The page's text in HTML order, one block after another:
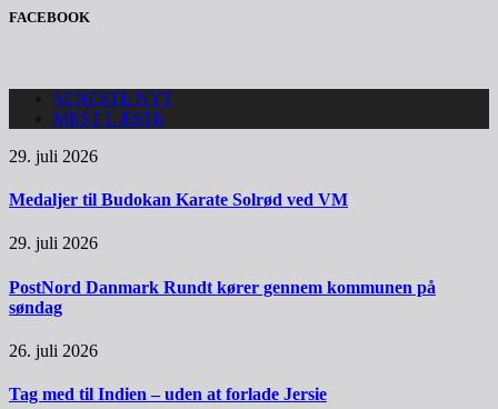
FACEBOOK
SENESTE NYT
MEST LÆSTE
29. juli 2026
Medaljer til Budokan Karate Solrød ved VM
29. juli 2026
PostNord Danmark Rundt kører gennem kommunen på
søndag
26. juli 2026
Tag med til Indien – uden at forlade Jersie